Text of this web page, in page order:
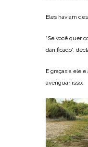
Eles haviam
“Se você quer
danificado”,
E graças a ele
averiguar isso.